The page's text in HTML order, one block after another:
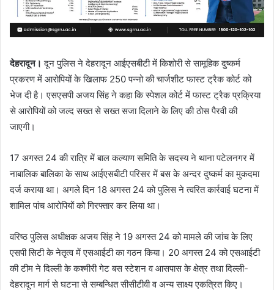
देहरादून। दून पुलिस ने देहरादून आईएसबीटी में किशोरी से सामूहिक दुष्कर्म
प्रकरण में आरोपियों के खिलाफ 250 पन्नो की चार्जशीट फास्ट ट्रैक कोर्ट को
भेज दी है। एसएसपी अजय सिंह ने कहा कि स्पेशल कोर्ट में फास्ट ट्रैक प्रक्रिया
से आरोपियों को जल्द सख्त से सख्त सजा दिलाने के लिए की ठोस पैरवी की
जाएगी।
17 अगस्त 24 की रात्रि में बाल कल्याण समिति के सदस्य ने थाना पटेलनगर में
नाबालिक बालिका के साथ आईएसबीटी परिसर में बस के अन्दर दुष्कर्म का मुकदमा
दर्ज कराया था। अगले दिन 18 अगस्त 24 को पुलिस ने त्वरित कार्रवाई घटना में
शामिल पांच आरोपियों को गिरफ्तार कर लिया था।
वरिष्ठ पुलिस अधीक्षक अजय सिंह ने 19 अगस्त 24 को मामले की जांच के लिए
एसपी सिटी के नेतृत्व में एसआईटी का गठन किया। 20 अगस्त 24 को एसआईटी
की टीम ने दिल्ली के कश्मीरी गेट बस स्टेशन व आसपास के क्षेत्र तथा दिल्ली-
देहरादून मार्ग से घटना से सम्बन्धित सीसीटीवी व अन्य साक्ष्य एकत्रित किए।